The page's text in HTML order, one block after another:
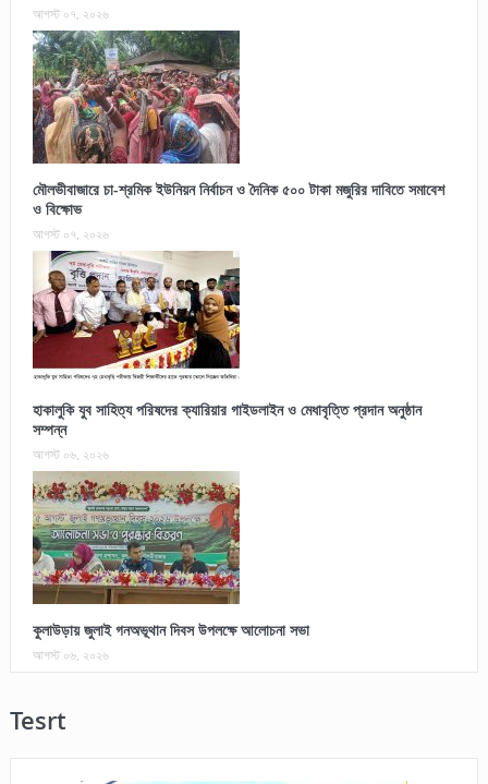
আগস্ট ০৭, ২০২৬
মৌলভীবাজারে চা-শ্রমিক ইউনিয়ন নির্বাচন ও দৈনিক ৫০০ টাকা মজুরির দাবিতে সমাবেশ
ও বিক্ষোভ
আগস্ট ০৭, ২০২৬
হাকালুকি যুব সাহিত্য পরিষদের ক্যারিয়ার গাইডলাইন ও মেধাবৃত্তি প্রদান অনুষ্ঠান
সম্পন্ন
আগস্ট ০৬, ২০২৬
কুলাউড়ায় জুলাই গনঅভূথান দিবস উপলক্ষে আলোচনা সভা
আগস্ট ০৬, ২০২৬
Tesrt